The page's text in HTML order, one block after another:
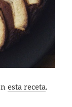
esta receta.